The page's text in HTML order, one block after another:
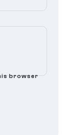
browser